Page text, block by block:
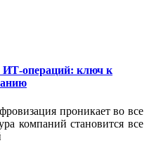
ИТ-операций: ключ к
проникает во все
компаний становится все